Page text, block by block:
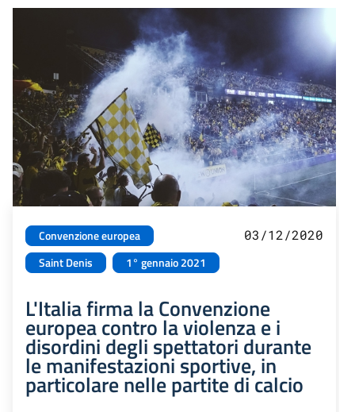
Convenzione europea
Saint Denis
1° gennaio 2021
03/12/2020
L'Italia firma la Convenzione
europea contro la violenza e i
disordini degli spettatori durante
le manifestazioni sportive, in
particolare nelle partite di calcio